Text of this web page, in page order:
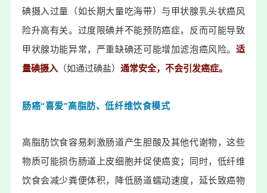
碘摄入过量（如长期大量吃海带）与甲状腺乳头状癌风
险升高有关。过度限碘并不能预防癌症，反而可能导致
甲状腺功能异常，严重缺碘还可能增加滤泡癌风险。 适
量碘摄入 （如通过碘盐）通常安全，不会引发癌症。
肠癌“喜爱”高脂肪、低纤维饮食模式
高脂肪饮食容易刺激肠道产生胆酸及其他代谢物，这些
物质可能损伤肠道上皮细胞并促使癌变；同时，低纤维
饮食会减少粪便体积，降低肠道蠕动速度，延长致癌物